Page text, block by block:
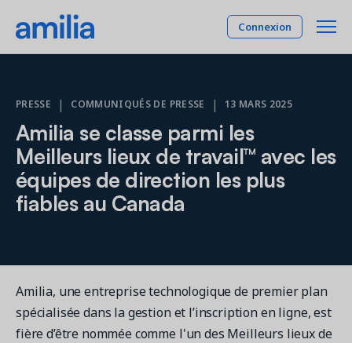
Connexion
SOLUTIONS
Gestion des membres
Expérience et rétention de vos membres
Programmation
Comptabilité et finance
Reliant les opérations à la comptabilité
Industries
INDUSTRIES
Activités parascolaires
Danse
Gymnastique
Tarifs
Ressources
RESSOURCES
English
PRESSE | COMMUNIQUÉS DE PRESSE | 13 MARS 2025
Amilia se classe parmi les
Meilleurs lieux de travail™ avec les
équipes de direction les plus
fiables au Canada
Amilia, une entreprise technologique de premier plan
spécialisée dans la gestion et l’inscription en ligne, est
fière d’être nommée comme l'un des Meilleurs lieux de